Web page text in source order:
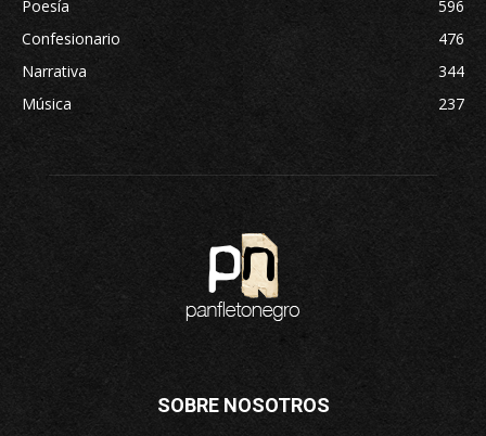
Poesía
596
Confesionario
476
Narrativa
344
Música
237
SOBRE NOSOTROS